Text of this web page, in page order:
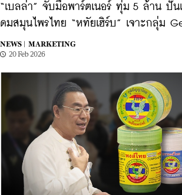
“เบลล่า” จับมือพาร์ตเนอร์ ทุ่ม 5 ล้าน ปั้น
ดมสมุนไพรไทย “หทัยเฮิร์บ” เจาะกลุ่ม
NEWS |
MARKETING
20 Feb 2026